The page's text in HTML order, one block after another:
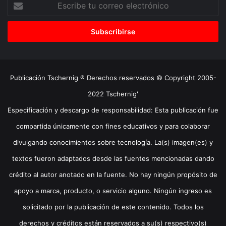
correo
Publicación Tschernig ® Derechos reservados © Copyright 2005-
2022 Tschernig'
Especificación y descargo de responsabilidad: Esta publicación fue
compartida únicamente con fines educativos y para colaborar
divulgando conocimientos sobre tecnología. La(s) imagen(es) y
textos fueron adaptados desde las fuentes mencionadas dando
crédito al autor anotado en la fuente. No hay ningún propósito de
apoyo a marca, producto, o servicio alguno. Ningún ingreso es
solicitado por la publicación de este contenido. Todos los
derechos y créditos están reservados a su(s) respectivo(s)